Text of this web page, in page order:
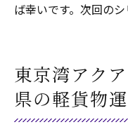
ば幸いです。次回の
東京湾アク
県の軽貨物